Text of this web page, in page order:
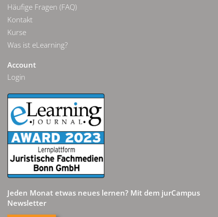
Häufige Fragen (FAQ)
Kontakt
Kurse
Was ist eLearning?
Account
Login
Jeden Monat etwas neues lernen? Mit dem jurCampus
Newsletter